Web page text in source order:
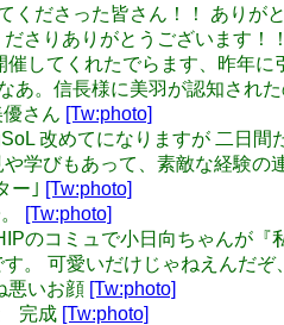
くださった皆さん！！ ありが
さりありがとうございます
催してくれたでらます、昨年
あ。信長様に美羽が認知され
さん [Tw:photo]
改めてになりますが 二日
学びもあって、素敵な経験
ー｣ [Tw:photo]
[Tw:photo]
のコミュで小日向ちゃんが
。 可愛いだけじゃねえんだ
悪いお顔 [Tw:photo]
完成 [Tw:photo]